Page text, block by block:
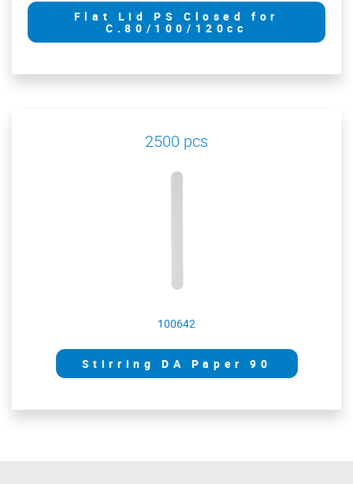
Flat Lid PS Closed for
C.80/100/120cc
2500 pcs
100642
Stirring DA Paper 90